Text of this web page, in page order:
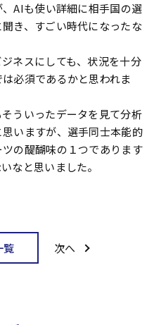
AIも使い詳細に相手国の選
き、すごい時代になったな
ネスにしても、状況を十分
必須であるかと思われま
ういったデータを見て分析
いますが、選手同士本能的
の醍醐味の１つであります
なと思いました。
覧 次へ